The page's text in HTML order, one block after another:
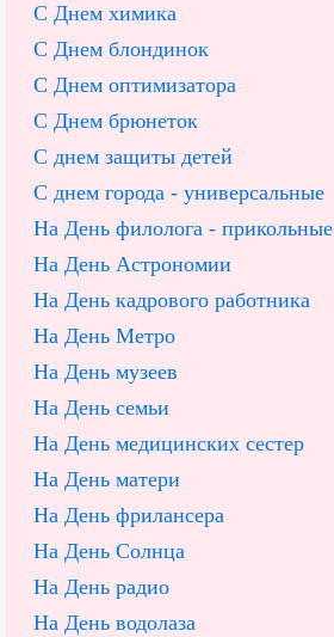
С Днем химика
С Днем блондинок
С Днем оптимизатора
С Днем брюнеток
С днем защиты детей
С днем города - универсальные
На День филолога - прикольные
На День Астрономии
На День кадрового работника
На День Метро
На День музеев
На День семьи
На День медицинских сестер
На День матери
На День фрилансера
На День Солнца
На День радио
На День водолаза